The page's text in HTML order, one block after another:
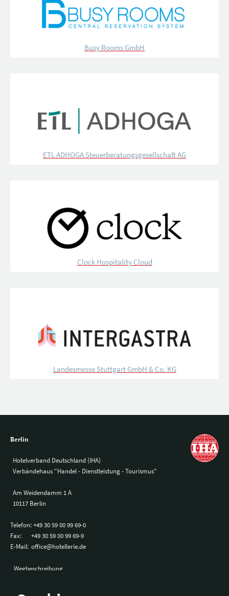
Busy Rooms GmbH
ETL ADHOGA Steuerberatungsgesellschaft AG
Clock Hospitality Cloud
Landesmesse Stuttgart GmbH & Co. KG
Berlin
Hotelverband Deutschland (IHA)
Verbändehaus "Handel - Dienstleistung - Tourismus"
Am Weidendamm 1 A
10117 Berlin
Telefon:+49 30 59 00 99 69-0
Fax:
+49 30 59 00 99 69-9
E-Mail: office@hotellerie.de
Wegbeschreibung